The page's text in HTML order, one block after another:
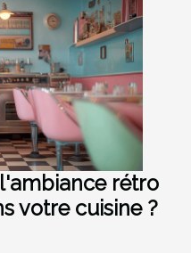
rétro
votre cuisine ?